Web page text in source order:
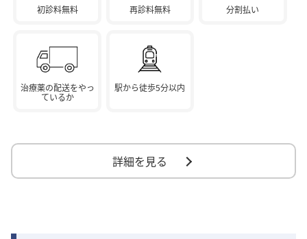
初診料無料 再診料無料 分割払い
治療薬の配送をやっ
ているか
駅から徒歩5分以内
詳細を見る